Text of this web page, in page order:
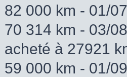
82 000 km - 01/
70 314 km - 03/
acheté à 27921
59 000 km - 01/